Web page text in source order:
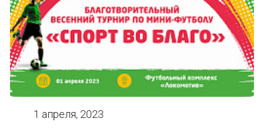
1 апреля, 2023